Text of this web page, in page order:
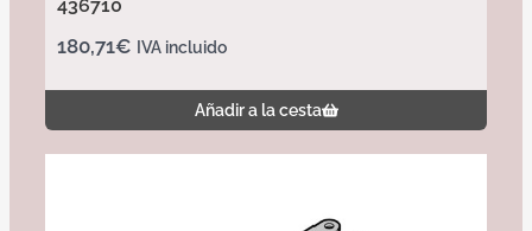
436710
180,71€ IVA incluido
Añadir a la cesta